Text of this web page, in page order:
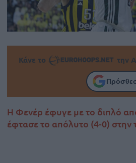
Κάνε το την
Η Φενέρ έφυγε με το διπλό
έφτασε το απόλυτο (4-0) στην